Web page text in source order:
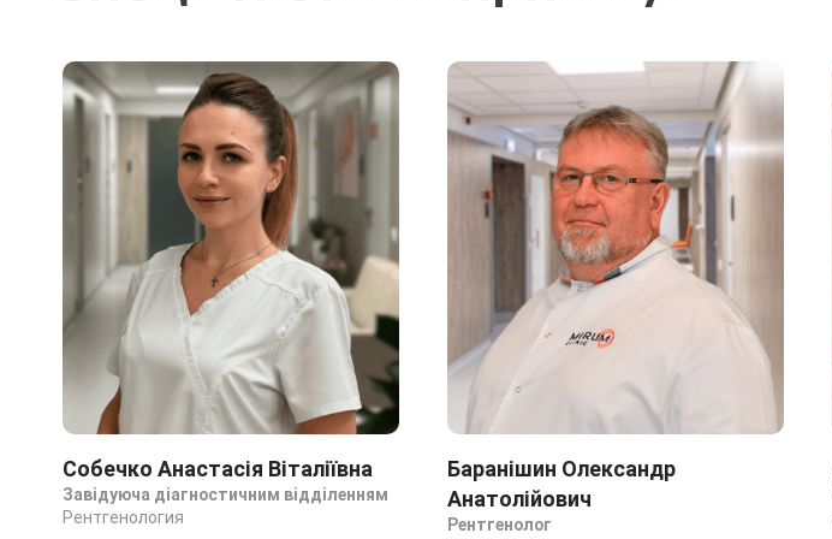
Собечко Анастасія Віталіївна
Завідуюча діагностичним відділенням
Рентгенология
Баранішин Олександр
Анатолійович
Рентгенолог